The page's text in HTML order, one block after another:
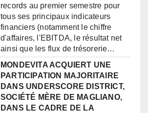
records au premier semestre pour
tous ses principaux indicateurs
financiers (notamment le chiffre
d'affaires, l'EBITDA, le résultat net
ainsi que les flux de trésorerie…
MONDEVITA ACQUIERT UNE
PARTICIPATION MAJORITAIRE
DANS UNDERSCORE DISTRICT,
SOCIÉTÉ MÈRE DE MAGLIANO,
DANS LE CADRE DE LA